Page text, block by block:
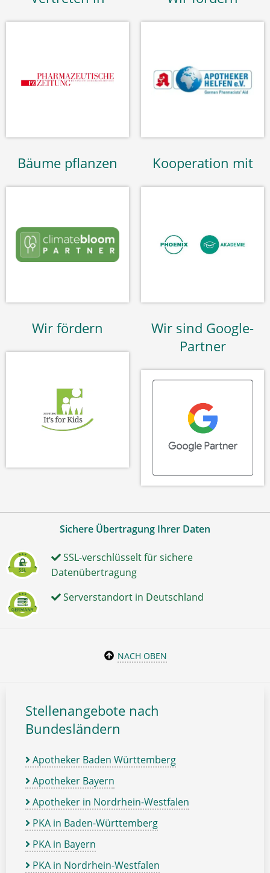
Bäume pflanzen Kooperation mit
Wir fördern
Wir sind Google-
Partner
Sichere Übertragung Ihrer Daten
SSL-verschlüsselt für sichere
Datenübertragung
Serverstandort in Deutschland
NACH OBEN
Stellenangebote nach
Bundesländern
Apotheker Baden Württemberg
Apotheker Bayern
Apotheker in Nordrhein-Westfalen
PKA in Baden-Württemberg
PKA in Bayern
PKA in Nordrhein-Westfalen